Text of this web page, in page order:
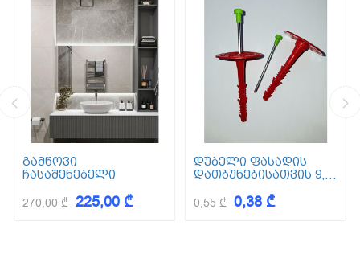
გამწოვი
ჩასაშენებელი
270,00 ₾ 225,00 ₾
დუბელი ფასადის
დათბუნებისათვის 9,5
0,55 ₾ 0,38 ₾